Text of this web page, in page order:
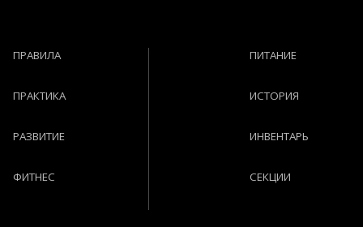
ПРАВИЛА
ПРАКТИКА
РАЗВИТИЕ
ФИТНЕС
ПИТАНИЕ
ИСТОРИЯ
ИНВЕНТАРЬ
СЕКЦИИ